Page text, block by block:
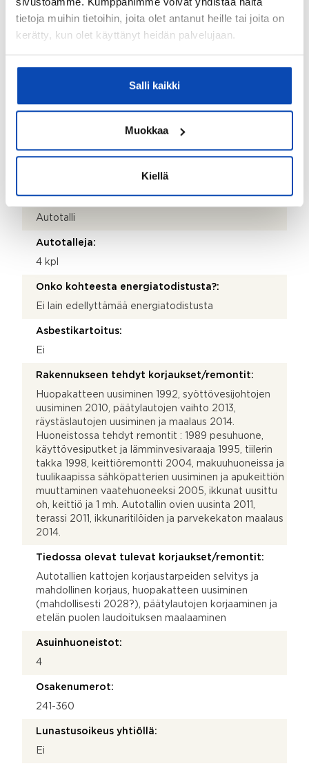
tietoja muihin tietoihin, joita olet antanut heille tai joita on
kerätty, kun olet käyttänyt heidän palvelujaan.
Salli kaikki
Muokkaa
Kiellä
Katemateriaali:
Ei
autopaikka:
Autotalli
Autotalleja:
4 kpl
Onko kohteesta energiatodistusta?:
Ei lain edellyttämää energiatodistusta
Asbestikartoitus:
Ei
Rakennukseen tehdyt korjaukset/remontit:
Huopakatteen uusiminen 1992, syöttövesijohtojen
uusiminen 2010, päätylautojen vaihto 2013,
räystäslautojen uusiminen ja maalaus 2014.
Huoneistossa tehdyt remontit : 1989 pesuhuone,
käyttövesiputket ja lämminvesivaraaja 1995, tiilerin
takka 1998, keittiöremontti 2004, makuuhuoneissa ja
tuulikaapissa sähköpatterien uusiminen ja apukeittiön
muuttaminen vaatehuoneeksi 2005, ikkunat uusittu
oh, keittiö ja 1 mh. Autotallin ovien uusinta 2011,
terassi 2011, ikkunaritilöiden ja parvekekaton maalaus
2014.
Tiedossa olevat tulevat korjaukset/remontit:
Autotallien kattojen korjaustarpeiden selvitys ja
mahdollinen korjaus, huopakatteen uusiminen
(mahdollisesti 2028?), päätylautojen korjaaminen ja
etelän puolen laudoituksen maalaaminen
Asuinhuoneistot:
4
Osakenumerot:
241-360
Lunastusoikeus yhtiöllä:
Ei